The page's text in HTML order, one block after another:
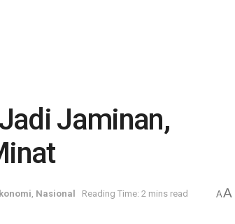
Jaminan,
Nasional Reading Time: 2 mins read AA